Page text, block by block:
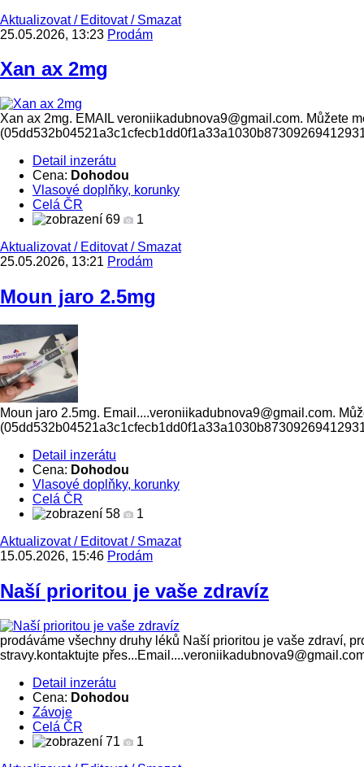
Aktualizovat/ Editovat/ Smazat
25.05.2026, 13:23 Prodám
Xan ax 2mg
Xan ax 2mg. EMAIL veroniikadubnova9@gmail.com. Můžete
Detail inzerátu
Cena: Dohodou
Vlasové doplňky, korunky
Celá ČR
69
1
Aktualizovat/ Editovat/ Smazat
25.05.2026, 13:21 Prodám
Moun jaro 2.5mg
Moun jaro 2.5mg. Email....veroniikadubnova9@gmail.com.
Detail inzerátu
Cena: Dohodou
Vlasové doplňky, korunky
Celá ČR
58
1
Aktualizovat/ Editovat/ Smazat
15.05.2026, 15:46 Prodám
Naší prioritou je vaše zdravíz
prodáváme všechny druhy léků Naší prioritou je vaše zdraví,
stravy.kontaktujte
Detail inzerátu
Cena: Dohodou
Závoje
Celá ČR
71
1